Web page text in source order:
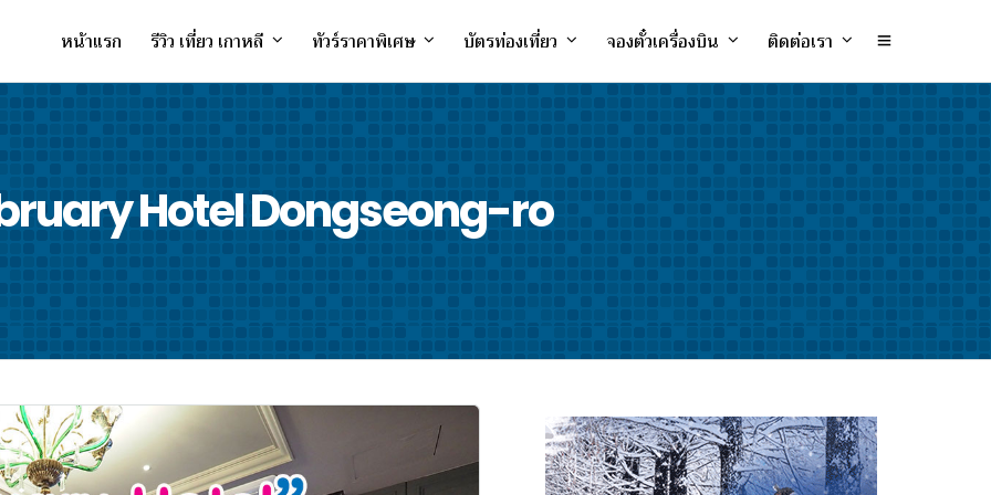
หน้าแรก รีวิว เที่ยว เกาหลี ทัวร์ราคาพิเศษ บัตรท่องเที่ยว จองตั๋วเครื่องบิน ติดต่อเรา
Hotel Dongseong-ro